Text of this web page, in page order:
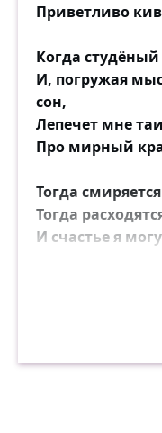
Приветливо
Когда
И, погружая
сон,
Лепечет мне
Про мирный
Тогда
Тогда
И счастье я